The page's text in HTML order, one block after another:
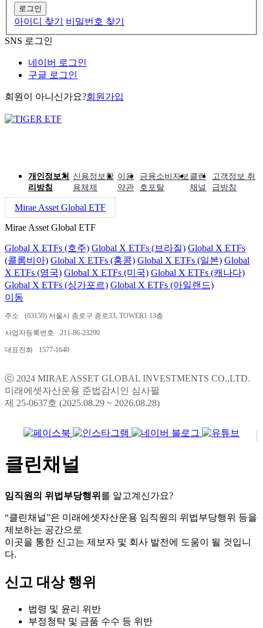
로그인
아이디 찾기
비밀번호 찾기
SNS 로그인
네이버 로그인
구글 로그인
회원이 아니신가요?회원가입
개인정보처
리방침
신용정보활
용체제
이용
약관
금융소비자보
호포탈
클린
채널
고객정보 취
급방침
Mirae Asset Global ETF
Mirae Asset Global ETF
Global X ETFs (호주) Global X ETFs (브라질) Global X ETFs
(콜롬비아) Global X ETFs (홍콩) Global X ETFs (일본) Global
X ETFs (영국) Global X ETFs (미국) Global X ETFs (캐나다)
Global X ETFs (싱가포르) Global X ETFs (아일랜드)
이동
주소 (03159) 서울시 종로구 종로33, TOWER1 13층
사업자등록번호 211-86-23290
대표전화 1577-1640
ⓒ 2024 MIRAE ASSET GLOBAL INVESTMENTS CO.,LTD.
미래에셋자산운용 준법감시인 심사필
제 25-0637호 (2025.08.29 ~ 2026.08.28)
클린채널
임직원의 위법부당행위 를 알고계신가요?
“클린채널”은 미래에셋자산운용 임직원의 위법부당행위 등을
제보하는 공간으로
이곳을 통한 신고는 제보자 및 회사 발전에 도움이 될 것입니
다.
신고 대상 행위
법령 및 윤리 위반
부정청탁 및 금품 수수 등 위반